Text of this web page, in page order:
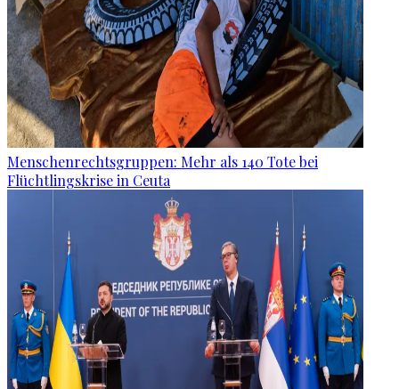
Menschenrechtsgruppen: Mehr als 140 Tote bei
Flüchtlingskrise in Ceuta